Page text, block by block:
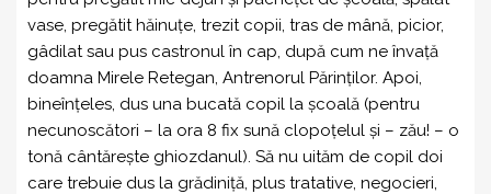
vase, pregătit hăinuțe, trezit copii, tras de mână, picior,
gâdilat sau pus castronul în cap, după cum ne învață
doamna Mirele Retegan, Antrenorul Părinților. Apoi,
bineînțeles, dus una bucată copil la școală (pentru
necunoscători – la ora 8 fix sună clopoțelul și – zău! – o
tonă cântărește ghiozdanul). Să nu uităm de copil doi
care trebuie dus la grădiniță, plus tratative, negocieri,